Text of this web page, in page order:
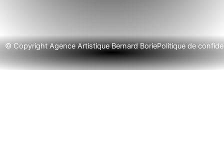
© Copyright Agence Artistique Bernard BoriePolitique de